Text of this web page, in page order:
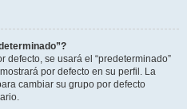
defecto, se usará el “predeterminado”
por defecto en su perfil. La
cambiar su grupo por defecto